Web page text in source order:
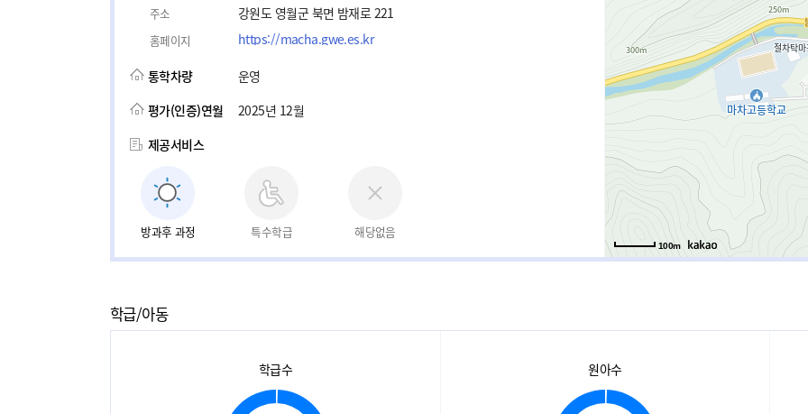
주소 강원도 영월군 북면 밤재로 221
홈페이지 https://macha.gwe.es.kr
통학차량
운영
평가(인증)연월
2025년 12월
제공서비스
방과후 과정 특수학급 해당없음
100m
학급/아동
학급수 원아수